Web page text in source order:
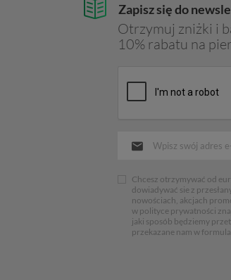
Zapisz się do
Otrzymuj zniżki i
10% rabatu na
Chcesz otrzymywać od
dowiadywać sie z
nowościach, akcjach
w polityce prywatności
jaki sposób będziemy
przekazane nam w